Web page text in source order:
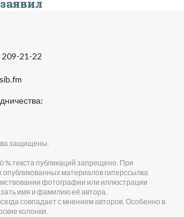
21-22
защищены.
% текста публикаций запрещено. При
материалов гиперссылка
фотографии или иллюстрации
имя и фамилию её автора.
совпадает с мнением авторов. Особенно в
колонки.